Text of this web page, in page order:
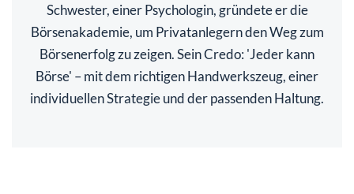
Schwester, einer Psychologin, gründete er die
Börsenakademie, um Privatanlegern den Weg zum
Börsenerfolg zu zeigen. Sein Credo: 'Jeder kann
Börse' – mit dem richtigen Handwerkszeug, einer
individuellen Strategie und der passenden Haltung.